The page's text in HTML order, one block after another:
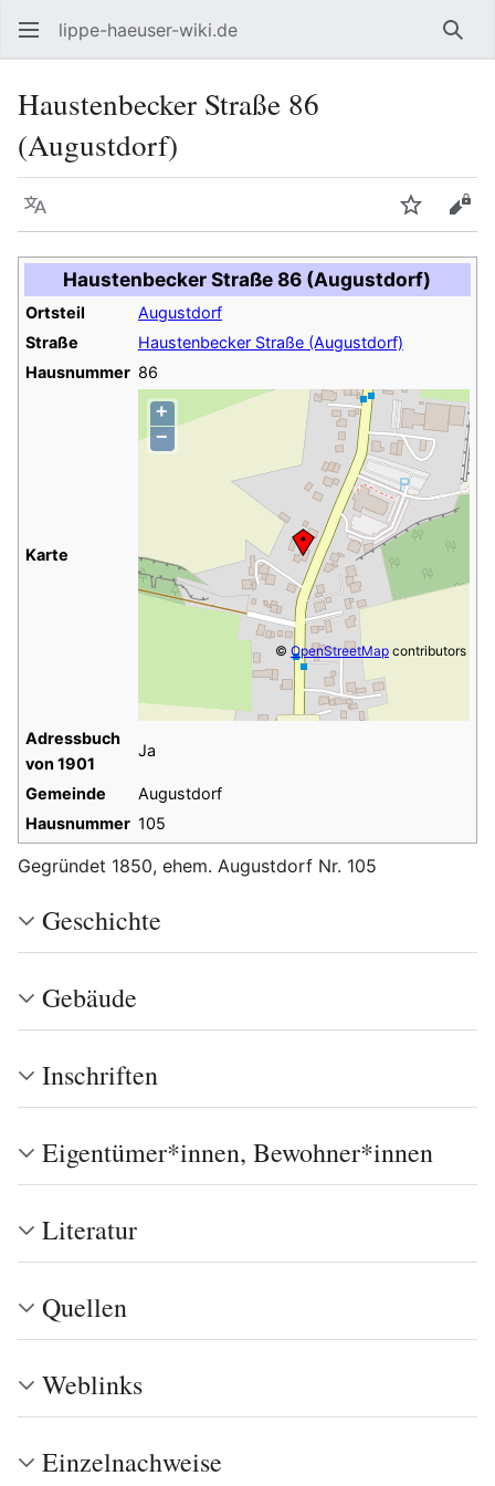
lippe-haeuser-wiki.de
Haustenbecker Straße 86
(Augustdorf)
Sprache
Haustenbecker Straße 86 (Augustdorf)
Ortsteil
Augustdorf
Straße
Haustenbecker Straße (Augustdorf)
Hausnummer 86
Karte
+
−
© OpenStreetMapcontributors
Adressbuch
von 1901
Ja
Gemeinde
Augustdorf
Hausnummer 105
Gegründet 1850, ehem. Augustdorf Nr. 105
Geschichte
Gebäude
Inschriften
Eigentümer*innen, Bewohner*innen
Literatur
Quellen
Weblinks
Einzelnachweise